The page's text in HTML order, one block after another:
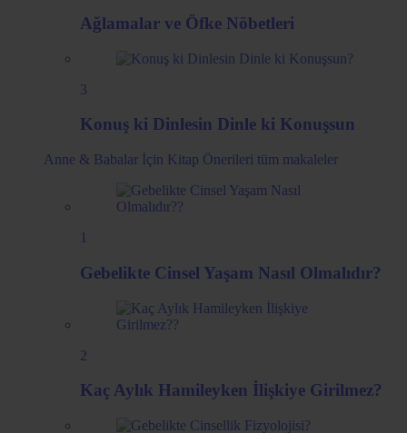
Ağlamalar ve Öfke Nöbetleri
3
Konuş ki Dinlesin Dinle ki Konuşsun
Anne & Babalar İçin Kitap Önerileri tüm makaleler
1
Gebelikte Cinsel Yaşam Nasıl Olmalıdır?
2
Kaç Aylık Hamileyken İlişkiye Girilmez?